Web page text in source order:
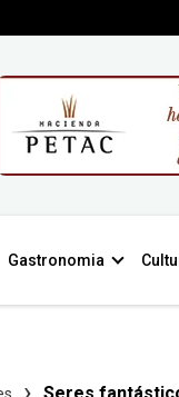
Gastronomia